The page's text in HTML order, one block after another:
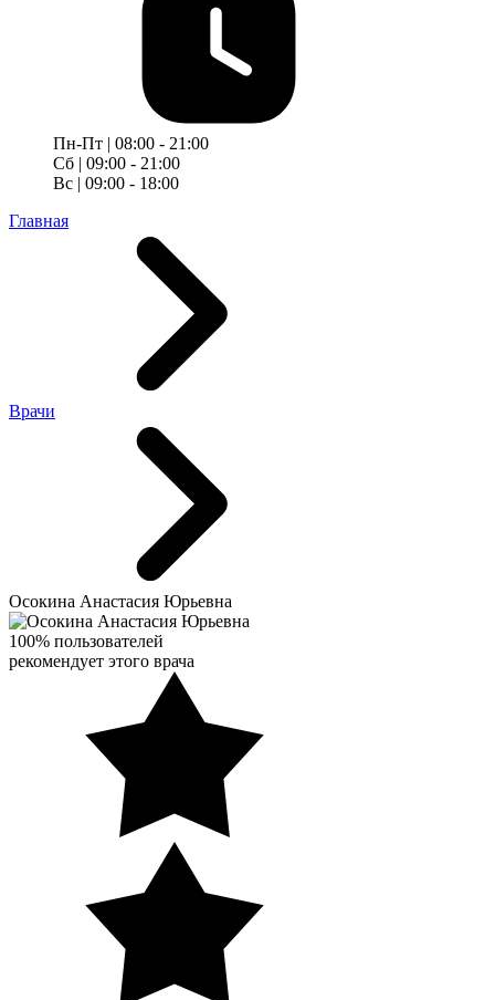
Пн-Пт | 08:00 - 21:00
Сб | 09:00 - 21:00
Вс | 09:00 - 18:00
Главная
Врачи
Осокина Анастасия Юрьевна
100% пользователей
рекомендует этого врача